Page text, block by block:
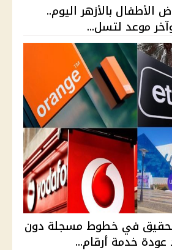
الأطفال بالأزهر اليوم..
موعد لتسل...
في خطوط مسجلة دون
عودة خدمة أرقام...